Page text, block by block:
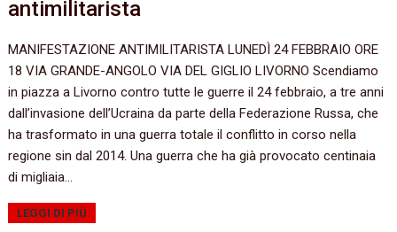
antimilitarista
MANIFESTAZIONE ANTIMILITARISTA LUNEDÌ 24 FEBBRAIO ORE
18 VIA GRANDE-ANGOLO VIA DEL GIGLIO LIVORNO Scendiamo
in piazza a Livorno contro tutte le guerre il 24 febbraio, a tre anni
dall’invasione dell’Ucraina da parte della Federazione Russa, che
ha trasformato in una guerra totale il conflitto in corso nella
regione sin dal 2014. Una guerra che ha già provocato centinaia
di migliaia…
LEGGI DI PIÙ